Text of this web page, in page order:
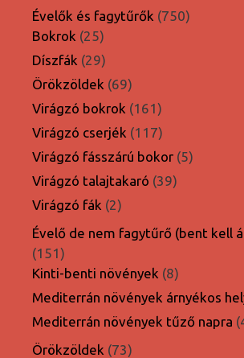
termék
Évelők és fagytűrők 750750
Bokrok 2525
termék
Díszfák 2929
termék
Örökzöldek 6969
termék
Virágzó bokrok 161161
termék
Virágzó cserjék 117117
termék
Virágzó fásszárú bokor 55
Virágzó talajtakaró 3939
Virágzó fák 22
termék
Évelő de nem fagytűrő (bent kell
151151
termék
Kinti-benti növények 88
termék
Mediterrán növények árnyékos
Mediterrán növények tűző napra
Örökzöldek 7373